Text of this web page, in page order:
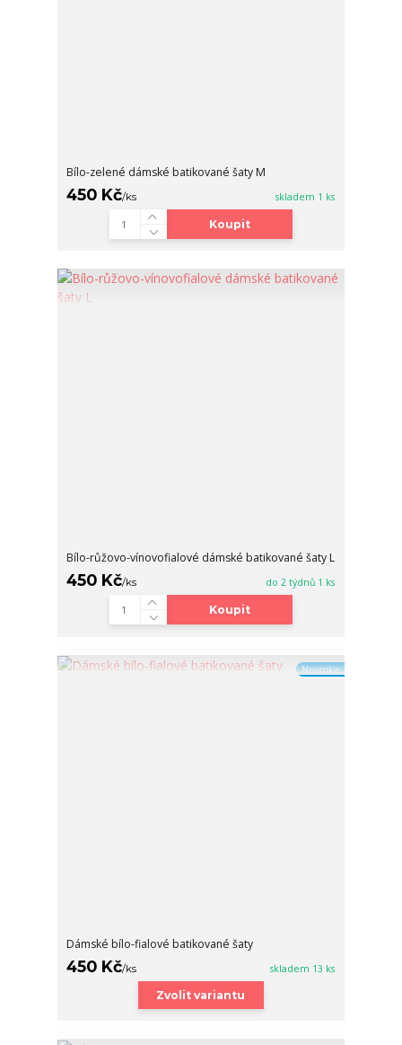
Bílo-zelené dámské batikované šaty M
450 Kč/ks skladem 1 ks
Koupit
Bílo-růžovo-vínovofialové dámské batikované šaty L
450 Kč/ks do 2 týdnů 1 ks
Koupit
Novinka
Dámské bílo-fialové batikované šaty
450 Kč/ks skladem 13 ks
Zvolit variantu